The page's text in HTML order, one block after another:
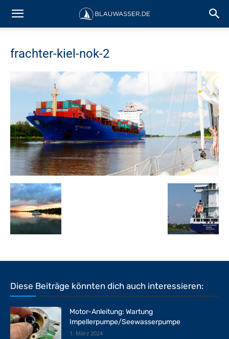
frachter-kiel-nok-2
Diese Beiträge könnten dich auch interessieren:
Motor-Anleitung: Wartung
Impellerpumpe/Seewasserpumpe
1. März 2024